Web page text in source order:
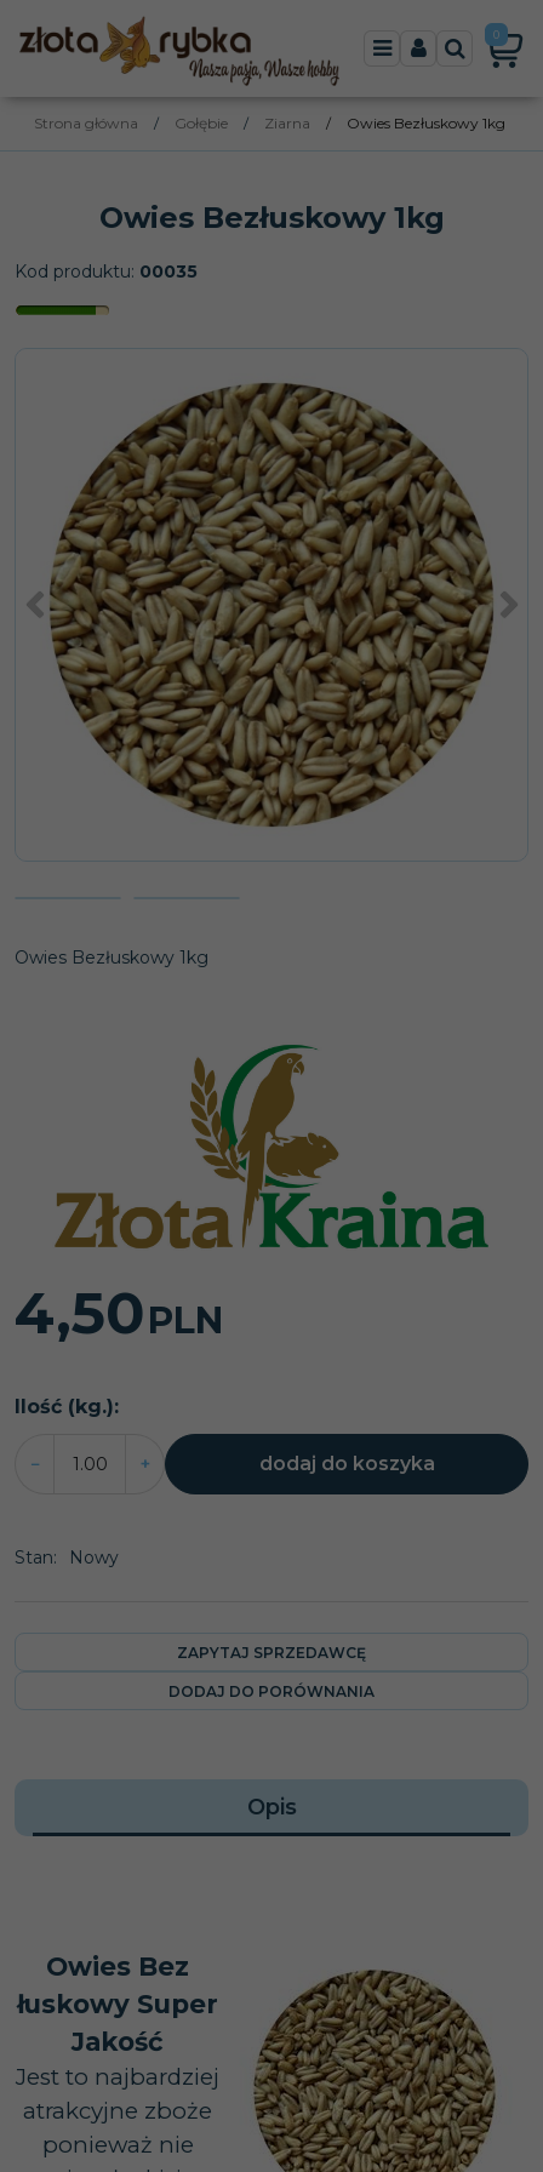
MenuPanelSzukaj
0
Strona główna / Gołębie / Ziarna / Owies Bezłuskowy 1kg
Owies Bezłuskowy 1kg
Kod produktu: 00035
<
Owies Bezłuskowy 1kg
4,50PLN
Ilość (kg.):
− + dodaj do koszyka
Stan: Nowy
ZAPYTAJ SPRZEDAWCĘ
DODAJ DO PORÓWNANIA
Opis
Owies Bez
łuskowy Super
Jakość
Jest to najbardziej
atrakcyjne zboże
ponieważ nie